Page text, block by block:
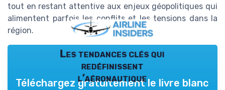
tout en restant attentive aux enjeux géopolitiques qui
alimentent parfois les conflits et les tensions dans la
région.
Les tendances clés qui
redéfinissent
l’aéronautique
Téléchargez gratuitement le livre blanc